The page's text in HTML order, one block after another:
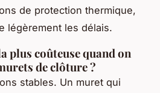
de protection thermique,
légèrement les délais.
plus coûteuse quand on
de clôture ?
stables. Un muret qui